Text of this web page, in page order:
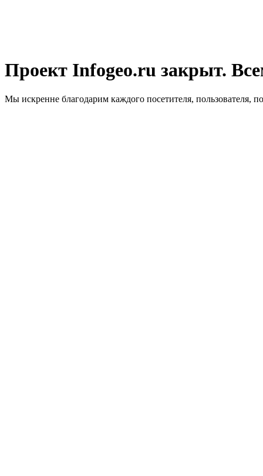
Проект Infogeo.ru закрыт.
Мы искренне благодарим каждого посетителя, пользователя,